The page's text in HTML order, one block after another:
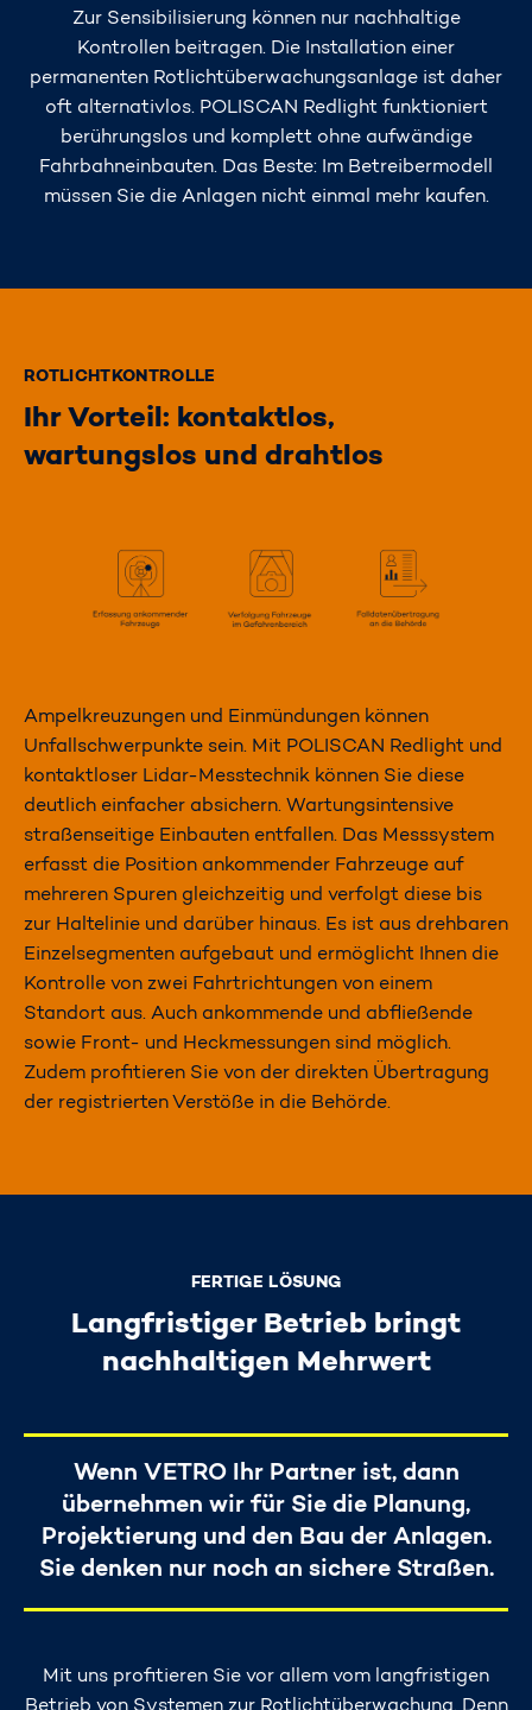
Zur Sensibilisierung können nur nachhaltige
Kontrollen beitragen. Die Installation einer
permanenten Rotlichtüberwachungsanlage ist daher
oft alternativlos. POLISCAN Redlight funktioniert
berührungslos und komplett ohne aufwändige
Fahrbahneinbauten. Das Beste: Im Betreibermodell
müssen Sie die Anlagen nicht einmal mehr kaufen.
ROTLICHTKONTROLLE
Ihr Vorteil: kontaktlos,
wartungslos und drahtlos
Ampelkreuzungen und Einmündungen können
Unfallschwerpunkte sein. Mit POLISCAN Redlight und
kontaktloser Lidar-Messtechnik können Sie diese
deutlich einfacher absichern. Wartungsintensive
straßenseitige Einbauten entfallen. Das Messsystem
erfasst die Position ankommender Fahrzeuge auf
mehreren Spuren gleichzeitig und verfolgt diese bis
zur Haltelinie und darüber hinaus. Es ist aus drehbaren
Einzelsegmenten aufgebaut und ermöglicht Ihnen die
Kontrolle von zwei Fahrtrichtungen von einem
Standort aus. Auch ankommende und abfließende
sowie Front- und Heckmessungen sind möglich.
Zudem profitieren Sie von der direkten Übertragung
der registrierten Verstöße in die Behörde.
FERTIGE LÖSUNG
Langfristiger Betrieb bringt
nachhaltigen Mehrwert
Wenn VETRO Ihr Partner ist, dann
übernehmen wir für Sie die Planung,
Projektierung und den Bau der Anlagen.
Sie denken nur noch an sichere Straßen.
Mit uns profitieren Sie vor allem vom langfristigen